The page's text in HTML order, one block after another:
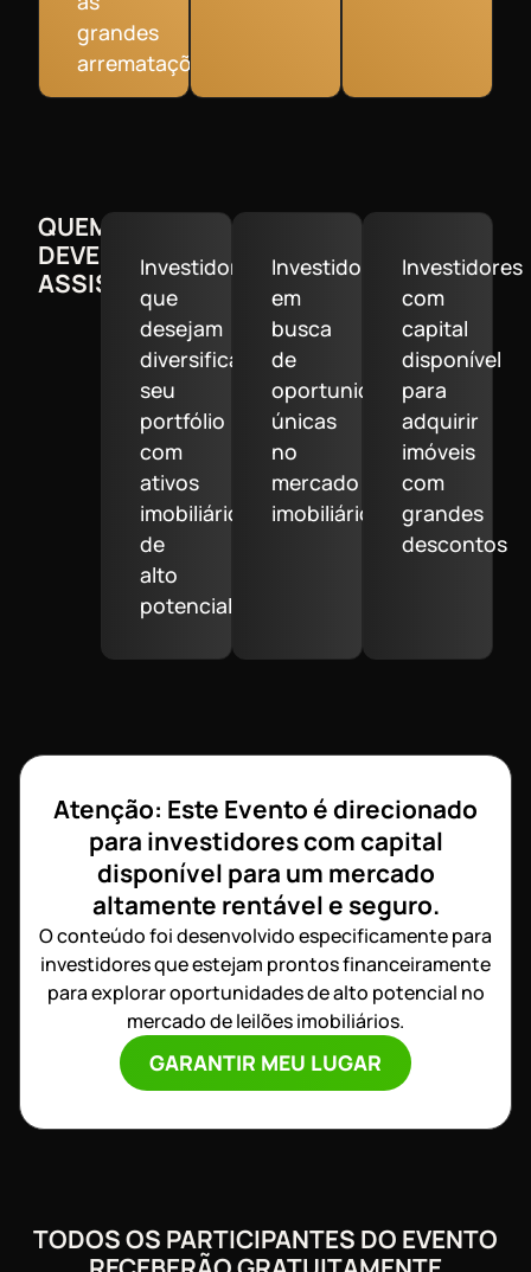
grandes
arrematações.
QUEM
DEVE
ASSISTIR?Investidores
que
desejam
diversificar
seu
portfólio
com
ativos
imobiliários
de
alto
potencial
Investidores
em
busca
de
oportunidades
únicas
no
mercado
imobiliário
Investidores
com
capital
disponível
para
adquirir
imóveis
com
grandes
descontos
Atenção: Este Evento é direcionado
para investidores com capital
disponível para um mercado
altamente rentável e seguro.
O conteúdo foi desenvolvido especificamente para
investidores que estejam prontos financeiramente
para explorar oportunidades de alto potencial no
mercado de leilões imobiliários.
GARANTIR MEU LUGAR
TODOS OS PARTICIPANTES DO EVENTO